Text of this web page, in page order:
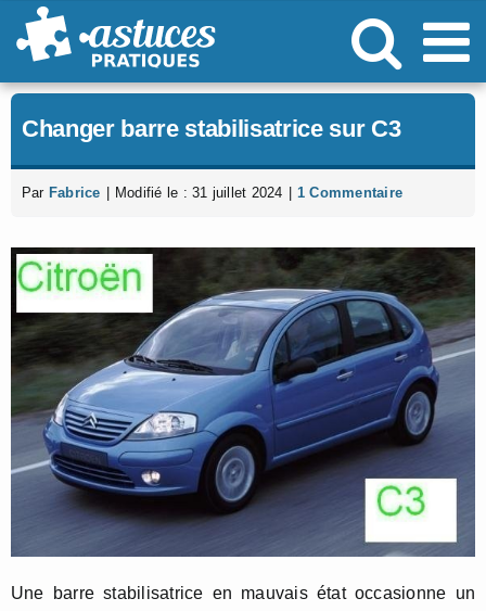
Passer
au
Changer barre stabilisatrice sur C3
Par Fabrice Modifié le : 31 juillet 2024 1 Commentaire
Une barre stabilisatrice en mauvais état occasionne un